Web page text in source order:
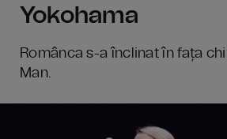
Yokohama
Românca s-a înclinat în fața
Man.